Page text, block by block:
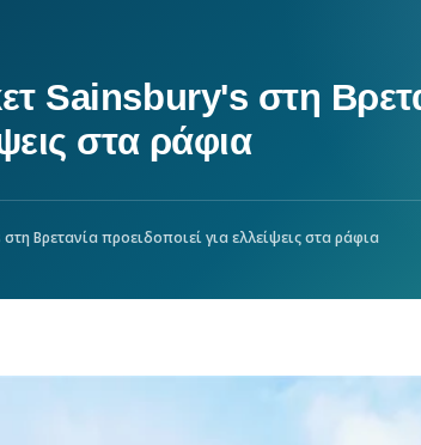
Sainsbury's στη
στα ράφια
Βρετανία προειδοποιεί για ελλείψεις στα ράφια